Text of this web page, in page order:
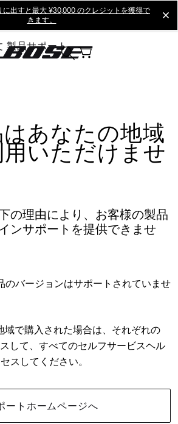
に出すと最大 ¥30,000 のクレジットを獲得で
きます。
製品サポート
はあなたの地域
いただけませ
の理由により、お客様の製品
ンサポートを提供できませ
のバージョンはサポートされていませ
域で購入された場合は、それぞれの
して、すべてのセルフサービスヘル
スしてください。
ートホームページへ